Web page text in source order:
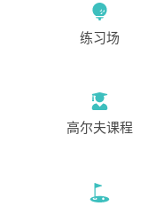
练习场
高尔夫课程